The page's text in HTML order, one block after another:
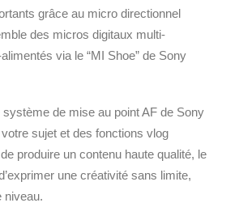
grâce au micro directionnel
des micros digitaux multi-
via le “MI Shoe” de Sony
système de mise au point AF de Sony
sujet et des fonctions vlog
produire un contenu haute qualité, le
une créativité sans limite,
niveau.